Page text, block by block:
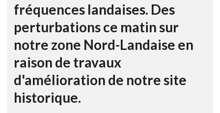
fréquences landaises. Des
perturbations ce matin sur
notre zone Nord-Landaise en
raison de travaux
d'amélioration de notre site
historique.